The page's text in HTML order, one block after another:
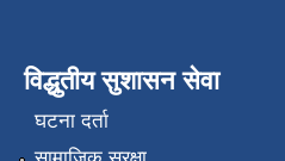
विद्धुतीय सुशासन सेवा
घटना दर्ता